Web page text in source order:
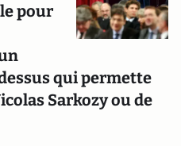
pour
qui permette
Sarkozy ou de